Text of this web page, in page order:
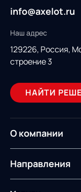
info@axelot.ru
Наш адрес
129226, Россия,
строение 3
НАЙТИ
О компании
О компании
ИТ-аккредитация
Направления